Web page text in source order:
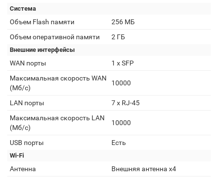
Система
Объем Flash памяти
256 МБ
Объем оперативной памяти
2 ГБ
Внешние интерфейсы
WAN порты
1 x SFP
Максимальная скорость WAN
(Мб/с)
10000
LAN порты
7 x RJ-45
Максимальная скорость LAN
(Мб/с)
10000
USB порты Есть
Wi-Fi
Антенна
Внешняя антенна x4